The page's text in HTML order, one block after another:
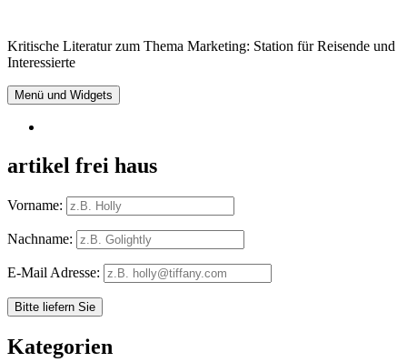
Inhalt
Kritische Literatur zum Thema Marketing: Station für Reisende und
Interessierte
Menü und Widgets
artikel frei haus
Vorname:
Nachname:
E-Mail Adresse:
Kategorien